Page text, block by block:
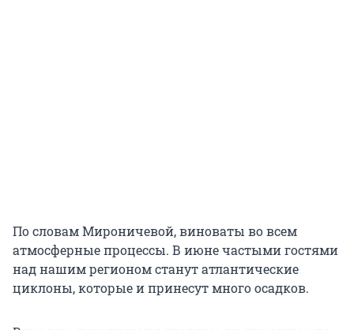
По словам Мироничевой, виноваты во всем
атмосферные процессы. В июне частыми гостями
над нашим регионом станут атлантические
циклоны, которые и принесут много осадков.